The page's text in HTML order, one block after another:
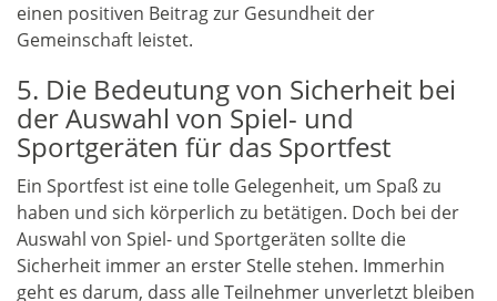
einen positiven Beitrag zur Gesundheit der
Gemeinschaft leistet.
5. Die Bedeutung von Sicherheit bei
der Auswahl von Spiel- und
Sportgeräten für das Sportfest
Ein Sportfest ist eine tolle Gelegenheit, um Spaß zu
haben und sich körperlich zu betätigen. Doch bei der
Auswahl von Spiel- und Sportgeräten sollte die
Sicherheit immer an erster Stelle stehen. Immerhin
geht es darum, dass alle Teilnehmer unverletzt bleiben